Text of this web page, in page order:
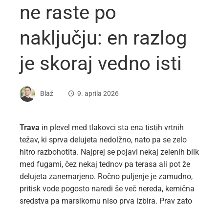
ne raste po
naključju: en razlog
je skoraj vedno isti
Blaž 9. aprila 2026
Trava in plevel med tlakovci sta ena tistih vrtnih
težav, ki sprva delujeta nedolžno, nato pa se zelo
hitro razbohotita. Najprej se pojavi nekaj zelenih bilk
med fugami, čez nekaj tednov pa terasa ali pot že
delujeta zanemarjeno. Ročno puljenje je zamudno,
pritisk vode pogosto naredi še več nereda, kemična
sredstva pa marsikomu niso prva izbira. Prav zato